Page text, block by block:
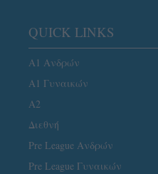
QUICK LINKS
Α1 Ανδρών
Α1 Γυναικών
A2
Διεθνή
Pre League Ανδρών
Pre League Γυναικών